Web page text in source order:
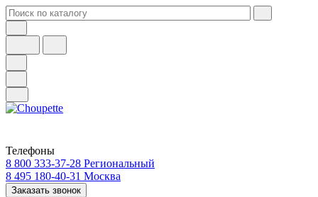
Телефоны
8 800 333-37-28 Региональный
8 495 180-40-31 Москва
Заказать звонок